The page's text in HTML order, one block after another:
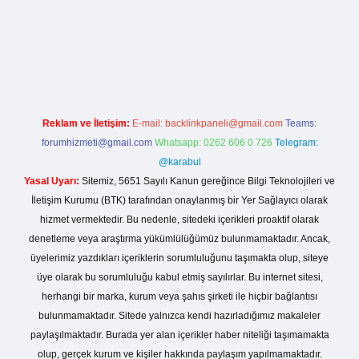
Reklam ve İletişim: E-mail: backlinkpaneli@gmail.com Teams:
forumhizmeti@gmail.com Whatsapp: 0262 606 0 726 Telegram:
@karabul
Yasal Uyarı: Sitemiz, 5651 Sayılı Kanun gereğince Bilgi Teknolojileri ve
İletişim Kurumu (BTK) tarafından onaylanmış bir Yer Sağlayıcı olarak
hizmet vermektedir. Bu nedenle, sitedeki içerikleri proaktif olarak
denetleme veya araştırma yükümlülüğümüz bulunmamaktadır. Ancak,
üyelerimiz yazdıkları içeriklerin sorumluluğunu taşımakta olup, siteye
üye olarak bu sorumluluğu kabul etmiş sayılırlar. Bu internet sitesi,
herhangi bir marka, kurum veya şahıs şirketi ile hiçbir bağlantısı
bulunmamaktadır. Sitede yalnızca kendi hazırladığımız makaleler
paylaşılmaktadır. Burada yer alan içerikler haber niteliği taşımamakta
olup, gerçek kurum ve kişiler hakkında paylaşım yapılmamaktadır.